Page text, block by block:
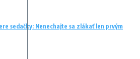
sedačky: Nenechajte sa zlákať len prvým